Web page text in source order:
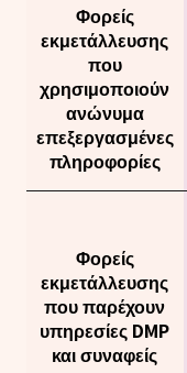
Φορείς
εκμετάλλευσης
που
χρησιμοποιούν
ανώνυμα
επεξεργασμένες
πληροφορίες
Φορείς
εκμετάλλευσης
που παρέχουν
υπηρεσίες DMP
και συναφείς